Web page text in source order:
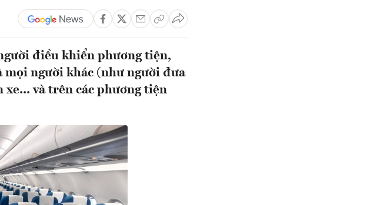
điều khiển phương tiện,
mọi người khác (như người đưa
xe... và trên các phương tiện